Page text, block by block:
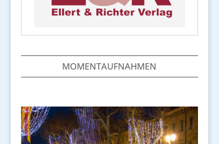
MOMENTAUFNAHMEN